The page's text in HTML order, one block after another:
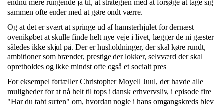
endnu mere rungende ja til, at strategien med at forsøge at tage sig
sammen ofte ender med at gøre ondt værre.
Og at det er svært at springe ud af hamsterhjulet for dernæst
ovenikøbet at skulle finde helt nye veje i livet, lægger de ni gæster
således ikke skjul på. Der er husholdninger, der skal køre rundt,
ambitioner som brænder, prestige der lokker, selvværd der skal
opretholdes og ikke mindst ofte også et socialt pres
For eksempel fortæller Christopher Moyell Juul, der havde alle
muligheder for at nå helt til tops i dansk erhvervsliv, i episode fire
"Har du tabt sutten" om, hvordan nogle i hans omgangskreds blev